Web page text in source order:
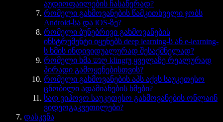
აუდიოფაილების ჩასაწერად?
რომელი გახმოვანების წამკითხველი ჯობს
Android-სა და iOS-ზე?
რომელი ბუნებრივი გახმოვანების
ინსტრუმენტი იყენებს deep learning-ს ან e-learning-
ს ხმის ინდივიდუალურად შესაქმნელად?
რომელი ხმა נשღ klingtუ ყველაზე რეალურად
პირადი გამოყენებისთვის?
რომელი გახმოვანების აპს აქვს საუკეთესო
ცნობილი ადამიანების ხმები?
სად ვიპოვო საუკეთესო გახმოვანების ონლაინ
ვიდეოგაკვეთილები?
დასკვნა